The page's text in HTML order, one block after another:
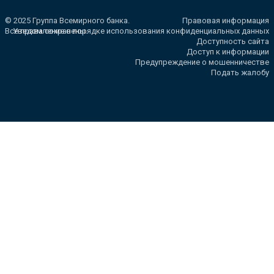
© 2025 Группа Всемирного банка.
Все права сохранены.
Правовая информация
Уведомление о порядке использования конфиденциальных данных
Доступность сайта
Доступ к информации
Предупреждение о мошенничестве
Подать жалобу